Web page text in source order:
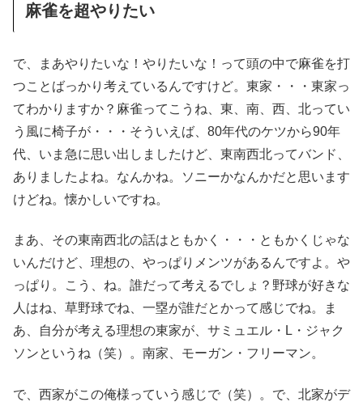
麻雀を超やりたい
で、まあやりたいな！やりたいな！って頭の中で麻雀を打
つことばっかり考えているんですけど。東家・・・東家っ
てわかりますか？麻雀ってこうね、東、南、西、北ってい
う風に椅子が・・・そういえば、80年代のケツから90年
代、いま急に思い出しましたけど、東南西北ってバンド、
ありましたよね。なんかね。ソニーかなんかだと思います
けどね。懐かしいですね。
まあ、その東南西北の話はともかく・・・ともかくじゃな
いんだけど、理想の、やっぱりメンツがあるんですよ。や
っぱり。こう、ね。誰だって考えるでしょ？野球が好きな
人はね、草野球でね、一塁が誰だとかって感じでね。ま
あ、自分が考える理想の東家が、サミュエル・L・ジャク
ソンというね（笑）。南家、モーガン・フリーマン。
で、西家がこの俺様っていう感じで（笑）。で、北家がデ